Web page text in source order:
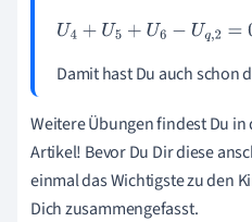
U4+U5+U 6-U q,2 =0
Damit hast Du auch schon
Weitere Übungen findest Du
Artikel! Bevor Du Dir diese
einmal das Wichtigste zu den
Dich zusammengefasst.